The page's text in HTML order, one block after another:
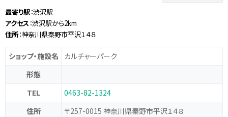
最寄り駅：渋沢駅
アクセス ：渋沢駅から2km
住所：神奈川県秦野市平沢１４８
ショップ・施設名
カルチャーパーク
形態
TEL
0463-82-1324
住所
〒257-0015 神奈川県秦野市平沢１４８